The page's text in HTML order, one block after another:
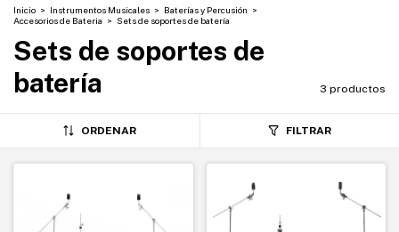
Inicio > Instrumentos Musicales > Baterías y Percusión >
Accesorios de Bateria > Sets de soportes de batería
Sets de soportes de
batería
3 productos
ORDENAR FILTRAR